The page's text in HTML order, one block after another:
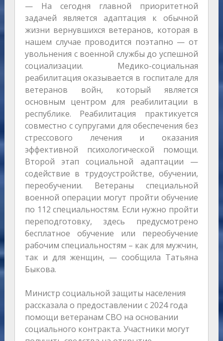
— На сегодня главной приоритетной
задачей является адаптация к обычной
жизни вернувшихся ветеранов, которая в
нашем случае проводится поэтапно — от
увольнения с военной службы до успешной
социализации. Медико-социальная
реабилитация оказывается в госпитале для
ветеранов войн, который является
основным центром для реабилитации в
республике. Реабилитация практикуется
совместно с супругами для обеспечения без
стрессового лечения и оказания
эффективной психологической помощи.
Второй этап социальной адаптации —
содействие в трудоустройстве, обучении,
переобучении. Ветераны специальной
военной операции могут пройти обучение
по 112 специальностям. Если нужно пройти
переподготовку, здесь предусмотрено
бесплатное обучение или переобучение
рабочим специальностям – как для мужчин,
так и для женщин, — сообщила Татьяна
Быкова.
Министр социальной защиты населения
рассказала о предоставлении с 2024 года
помощи ветеранам СВО на основании
социального контракта. Участники могут